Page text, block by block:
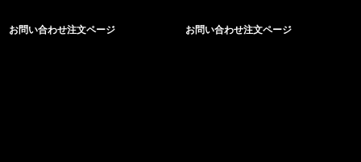
お問い合わせ注文ページ お問い合わせ注文ページ